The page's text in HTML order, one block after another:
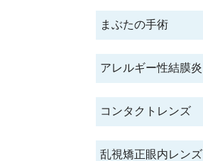
まぶたの手術
アレルギー性結膜炎
コンタクトレンズ
乱視矯正眼内レンズ